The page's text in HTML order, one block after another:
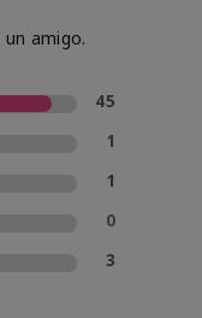
amigo.
45
1
1
0
3